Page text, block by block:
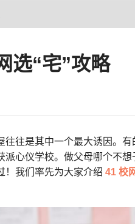
选“宅”攻略
往是其中一个最大诱因。
心仪学校。做父母哪个不
！我们率先为大家介绍 41 校